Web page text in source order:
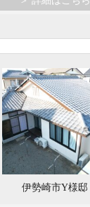
伊勢崎市Y様邸